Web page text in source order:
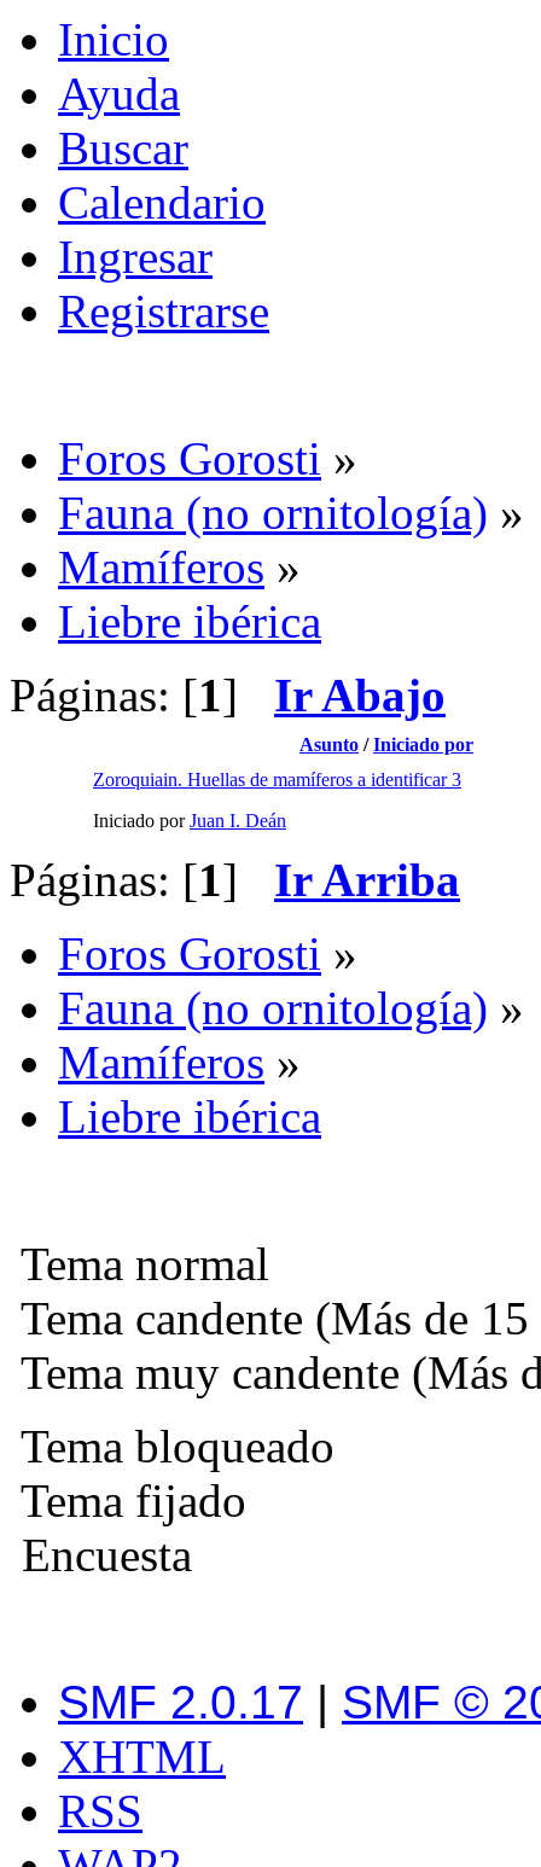
Inicio
Ayuda
Buscar
Calendario
Ingresar
Registrarse
Foros Gorosti »
Fauna (no ornitología) »
Mamíferos »
Liebre ibérica
Páginas: [1] Ir Abajo
Asunto /Iniciado por
Zoroquiain. Huellas de mamíferos a identificar 3
Iniciado porJuan I. Deán
Páginas: [1] Ir Arriba
Foros Gorosti »
Fauna (no ornitología) »
Mamíferos »
Liebre ibérica
Tema normal
Tema candente (Más de 15
Tema muy candente (Más
Tema bloqueado
Tema fijado
Encuesta
SMF 2.0.17 | SMF ©
XHTML
RSS